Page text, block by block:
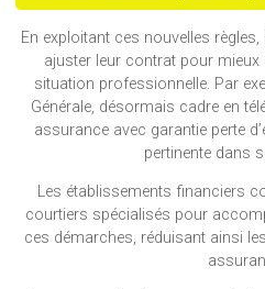
En exploitant ces nouvelles
ajuster leur contrat pour
situation professionnelle. Par
Générale, désormais cadre en
assurance avec garantie perte
pertinente dans
Les établissements financiers
courtiers spécialisés pour
ces démarches, réduisant ainsi